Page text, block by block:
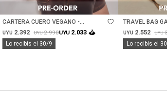
Talle
CARTERA CUERO VEGANO -
CHOCOLATE
UYU 2.392 UYU2.990UYU 2.033
Lo recibís el 30/9
Talle
TRAVEL BAG
CAMEL
UYU 2.552 UYU
Lo recibís el